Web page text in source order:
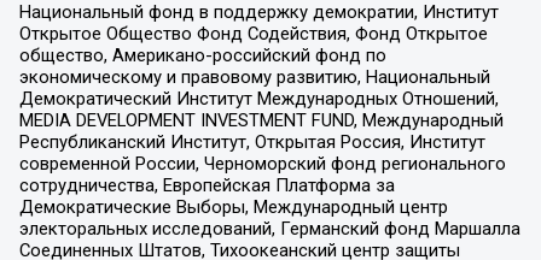
Национальный фонд в поддержку демократии, Институт
Открытое Общество Фонд Содействия, Фонд Открытое
общество, Американо-российский фонд по
экономическому и правовому развитию, Национальный
Демократический Институт Международных Отношений,
MEDIA DEVELOPMENT INVESTMENT FUND, Международный
Республиканский Институт, Открытая Россия, Институт
современной России, Черноморский фонд регионального
сотрудничества, Европейская Платформа за
Демократические Выборы, Международный центр
электоральных исследований, Германский фонд Маршалла
Соединенных Штатов, Тихоокеанский центр защиты